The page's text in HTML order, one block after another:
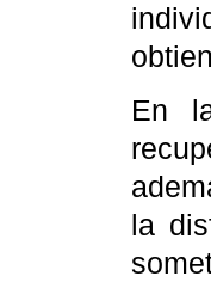
En
la